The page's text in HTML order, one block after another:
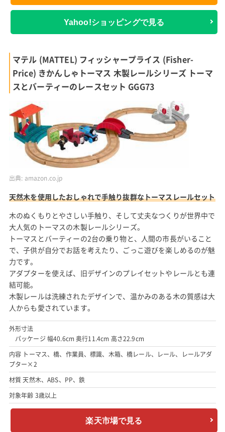
Yahoo!ショッピングで見る
マテル (MATTEL) フィッシャープライス (Fisher-
Price) きかんしゃトーマス 木製レールシリーズ トーマ
スとバーティーのレースセット GGG73
出典: amazon.co.jp
天然木を使用したおしゃれで手触り抜群なトーマスレールセット
木のぬくもりとやさしい手触り、そして丈夫なつくりが世界中で
大人気のトーマスの木製レールシリーズ。
トーマスとバーティーの2台の乗り物と、人間の市長がいること
で、子供が自分でお話を考えたり、ごっこ遊びを楽しめるのが魅
力です。
アダプターを使えば、旧デザインのプレイセットやレールとも連
結可能。
木製レールは洗練されたデザインで、温かみのある木の質感は大
人からも愛されています。
外形寸法
パッケージ 幅40.6cm 奥行11.4cm 高さ22.9cm
内容 トーマス、橋、作業員、標識、木箱、橋レール、レール、レールアダ
プター×2
材質 天然木、ABS、PP、鉄
対象年齢 3歳以上
楽天市場で見る